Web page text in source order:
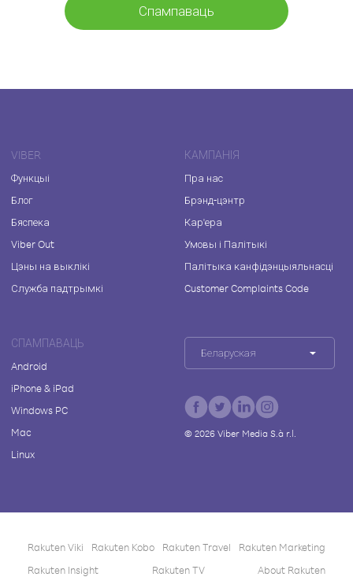
Спампаваць
VIBER
Функцыі
Блог
Бяспека
Viber Out
Цэны на выклікі
Служба падтрымкі
КАМПАНІЯ
Пра нас
Брэнд-цэнтр
Кар'ера
Умовы і Палітыкі
Палітыка канфідэнцыяльнасці
Customer Complaints Code
СПАМПАВАЦЬ
Android
iPhone & iPad
Windows PC
Mac
Linux
Беларуская
© 2026Viber Media S.à r.l.
Rakuten Viki Rakuten Kobo Rakuten Travel
Rakuten Marketing
Rakuten Insight
Rakuten TV About Rakuten